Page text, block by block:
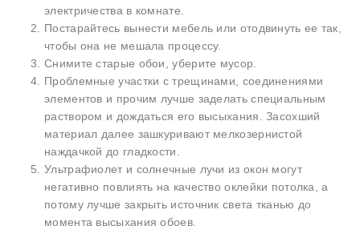
электричества в комнате.
Постарайтесь вынести мебель или отодвинуть ее так,
чтобы она не мешала процессу.
Снимите старые обои, уберите мусор.
Проблемные участки с трещинами, соединениями
элементов и прочим лучше заделать специальным
раствором и дождаться его высыхания. Засохший
материал далее зашкуривают мелкозернистой
наждачкой до гладкости.
Ультрафиолет и солнечные лучи из окон могут
негативно повлиять на качество оклейки потолка, а
потому лучше закрыть источник света тканью до
момента высыхания обоев.